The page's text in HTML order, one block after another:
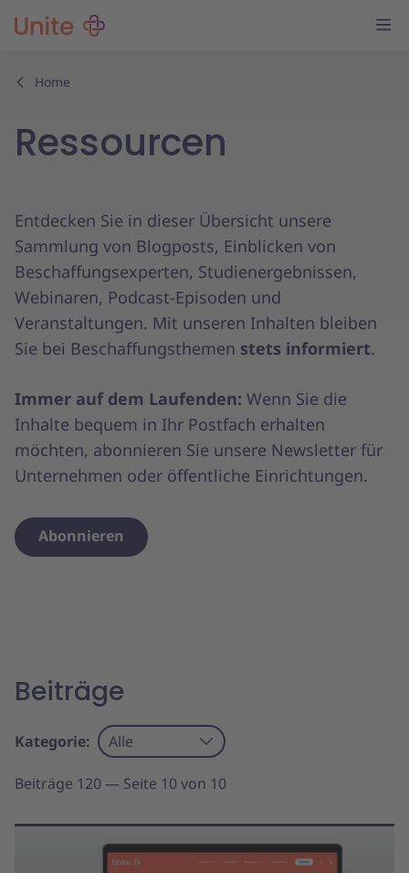
Home
Ressourcen
Entdecken Sie in dieser Übersicht unsere
Sammlung von Blogposts, Einblicken von
Beschaffungsexperten, Studienergebnissen,
Webinaren, Podcast-Episoden und
Veranstaltungen. Mit unseren Inhalten bleiben
Sie bei Beschaffungsthemen stets informiert.
Immer auf dem Laufenden: Wenn Sie die
Inhalte bequem in Ihr Postfach erhalten
möchten, abonnieren Sie unsere Newsletter für
Unternehmen oder öffentliche Einrichtungen.
Abonnieren
Beiträge
Kategorie: Alle
Beiträge 120 — Seite 10 von 10